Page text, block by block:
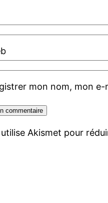
mon nom, mon
Akismet pour